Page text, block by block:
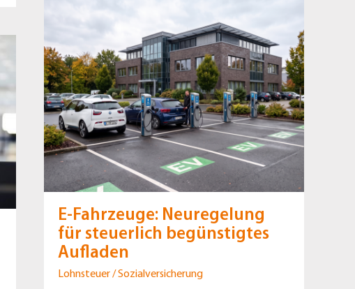
E-Fahrzeuge: Neuregelung
für steuerlich begünstigtes
Aufladen
Lohnsteuer / Sozialversicherung